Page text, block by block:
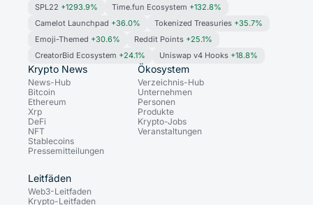
SPL22 +1293.9% Time.fun Ecosystem +132.8%
Camelot Launchpad +36.0% Tokenized Treasuries +35.7%
Emoji-Themed +30.6% Reddit Points +25.1%
CreatorBid Ecosystem +24.1% Uniswap v4 Hooks +18.8%
Krypto News
News-Hub
Bitcoin
Ethereum
Xrp
DeFi
NFT
Stablecoins
Pressemitteilungen
Ökosystem
Verzeichnis-Hub
Unternehmen
Personen
Produkte
Krypto-Jobs
Veranstaltungen
Leitfäden
Web3-Leitfaden
Krypto-Leitfaden